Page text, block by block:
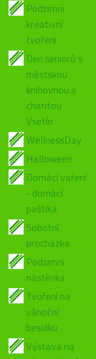
Podzimní
kreativní
tvoření
Den seniorů s
městskou
knihovnou a
charitou
Vsetín
WellnessDay
Halloween
Domácí vaření
- domácí
paštika
Sobotní
procházka
Podzimní
nástěnka
Tvoření na
vánoční
besídku
Výstava na